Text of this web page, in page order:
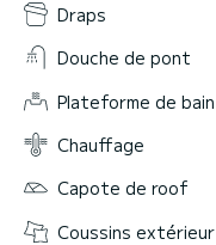
Draps
Douche de pont
Plateforme de bain
Chauffage
Capote de roof
Coussins extérieur